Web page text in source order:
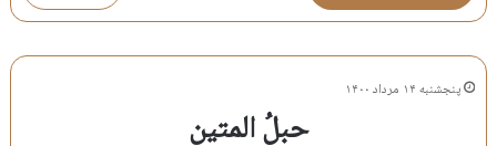
پنجشنبه ۱۴ مرداد ۱۴۰۰
حبلُ المتین